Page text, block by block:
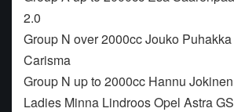
2.0
Group N over 2000cc Jouko
Carisma
Group N up to 2000cc Hannu
Ladies Minna Lindroos Opel Astra